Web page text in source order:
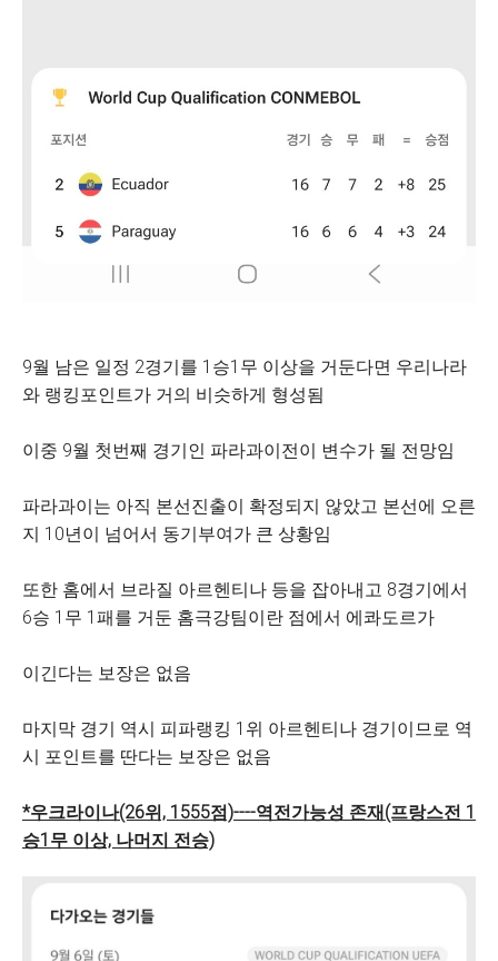
9월 남은 일정 2경기를 1승1무 이상을 거둔다면 우리나라
와 랭킹포인트가 거의 비슷하게 형성됨
이중 9월 첫번째 경기인 파라과이전이 변수가 될 전망임
파라과이는 아직 본선진출이 확정되지 않았고 본선에 오른
지 10년이 넘어서 동기부여가 큰 상황임
또한 홈에서 브라질 아르헨티나 등을 잡아내고 8경기에서
6승 1무 1패를 거둔 홈극강팀이란 점에서 에콰도르가
이긴다는 보장은 없음
마지막 경기 역시 피파랭킹 1위 아르헨티나 경기이므로 역
시 포인트를 딴다는 보장은 없음
*우크라이나(26위, 1555점)----역전가능성 존재(프랑스전 1
승1무 이상, 나머지 전승)